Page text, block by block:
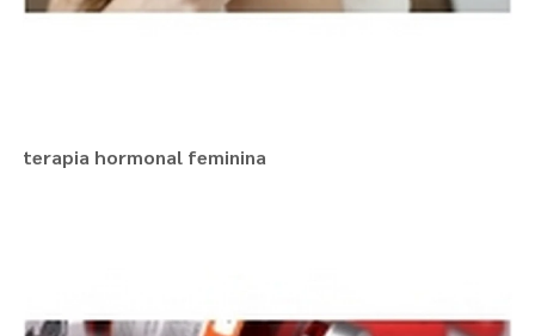
terapia hormonal feminina